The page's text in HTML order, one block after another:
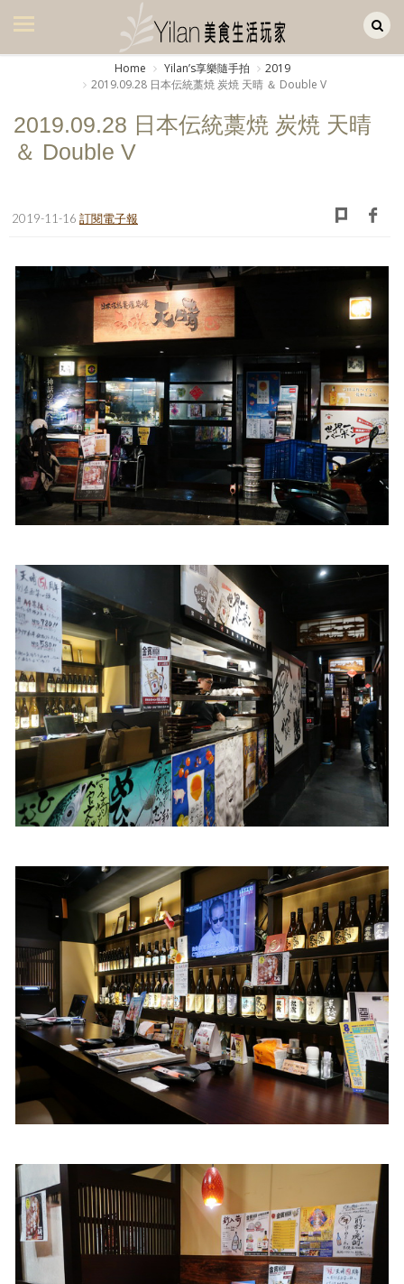
美食集
廚房集
旅遊集
書房集
餐桌週記
享樂隨手拍
照相簿
影音區
創意出版服務
關於Yilan
個人著作
活動實況記錄
媒體報導一覽
合作與代言
訂閱電子報
Home Yilanʼs享樂隨手拍
2019
2019.09.28 日本伝統藁焼 炭焼 天晴 ＆ Double V
2019.09.28 日本伝統藁焼 炭焼 天晴
＆ Double V
2019-11-16 訂閱電子報